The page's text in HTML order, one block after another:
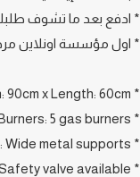
* ادفع بعد ما تشوف
* اول مؤسسة اونلاين مرخصة
* Dimensions: Width: 90cm x Length: 60cm
* Burners: 5 gas burners
* Supports: Wide metal supports
* Safety valve available